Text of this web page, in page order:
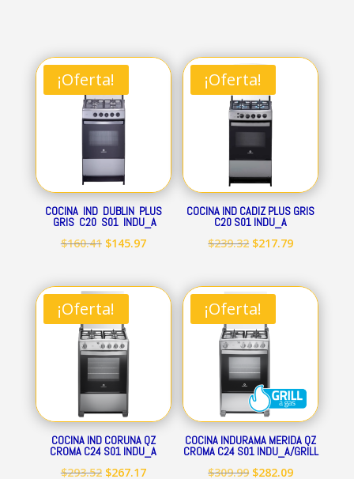
¡Oferta!
COCINA IND DUBLIN PLUS
GRIS C20 S01 INDU_A
$160.41 El
original
era:
$160.41.
$145.97El
actual
¡Oferta!
COCINA IND CADIZ PLUS GRIS
C20 S01 INDU_A
$239.32 El
original
era:
$239.32.
$217.79El
actual
¡Oferta!
COCINA IND CORUNA QZ
CROMA C24 S01 INDU_A
$293.52 El
$267.17El
¡Oferta!
COCINA INDURAMA MERIDA QZ
CROMA C24 S01 INDU_A/GRILL
$309.99 El
$282.09El